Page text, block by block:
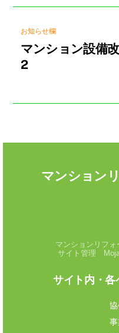
お知らせ欄
マンション設備
2
マンション
マンションリフ
サイト管理
サイト内・各